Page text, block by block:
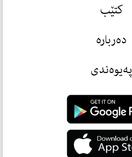
کتێب
دەربارە
پەیوەندی